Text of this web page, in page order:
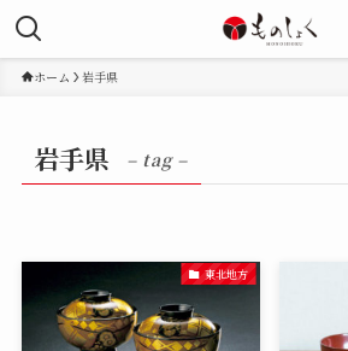
ホーム 岩手県
岩手県 – tag –
東北地方